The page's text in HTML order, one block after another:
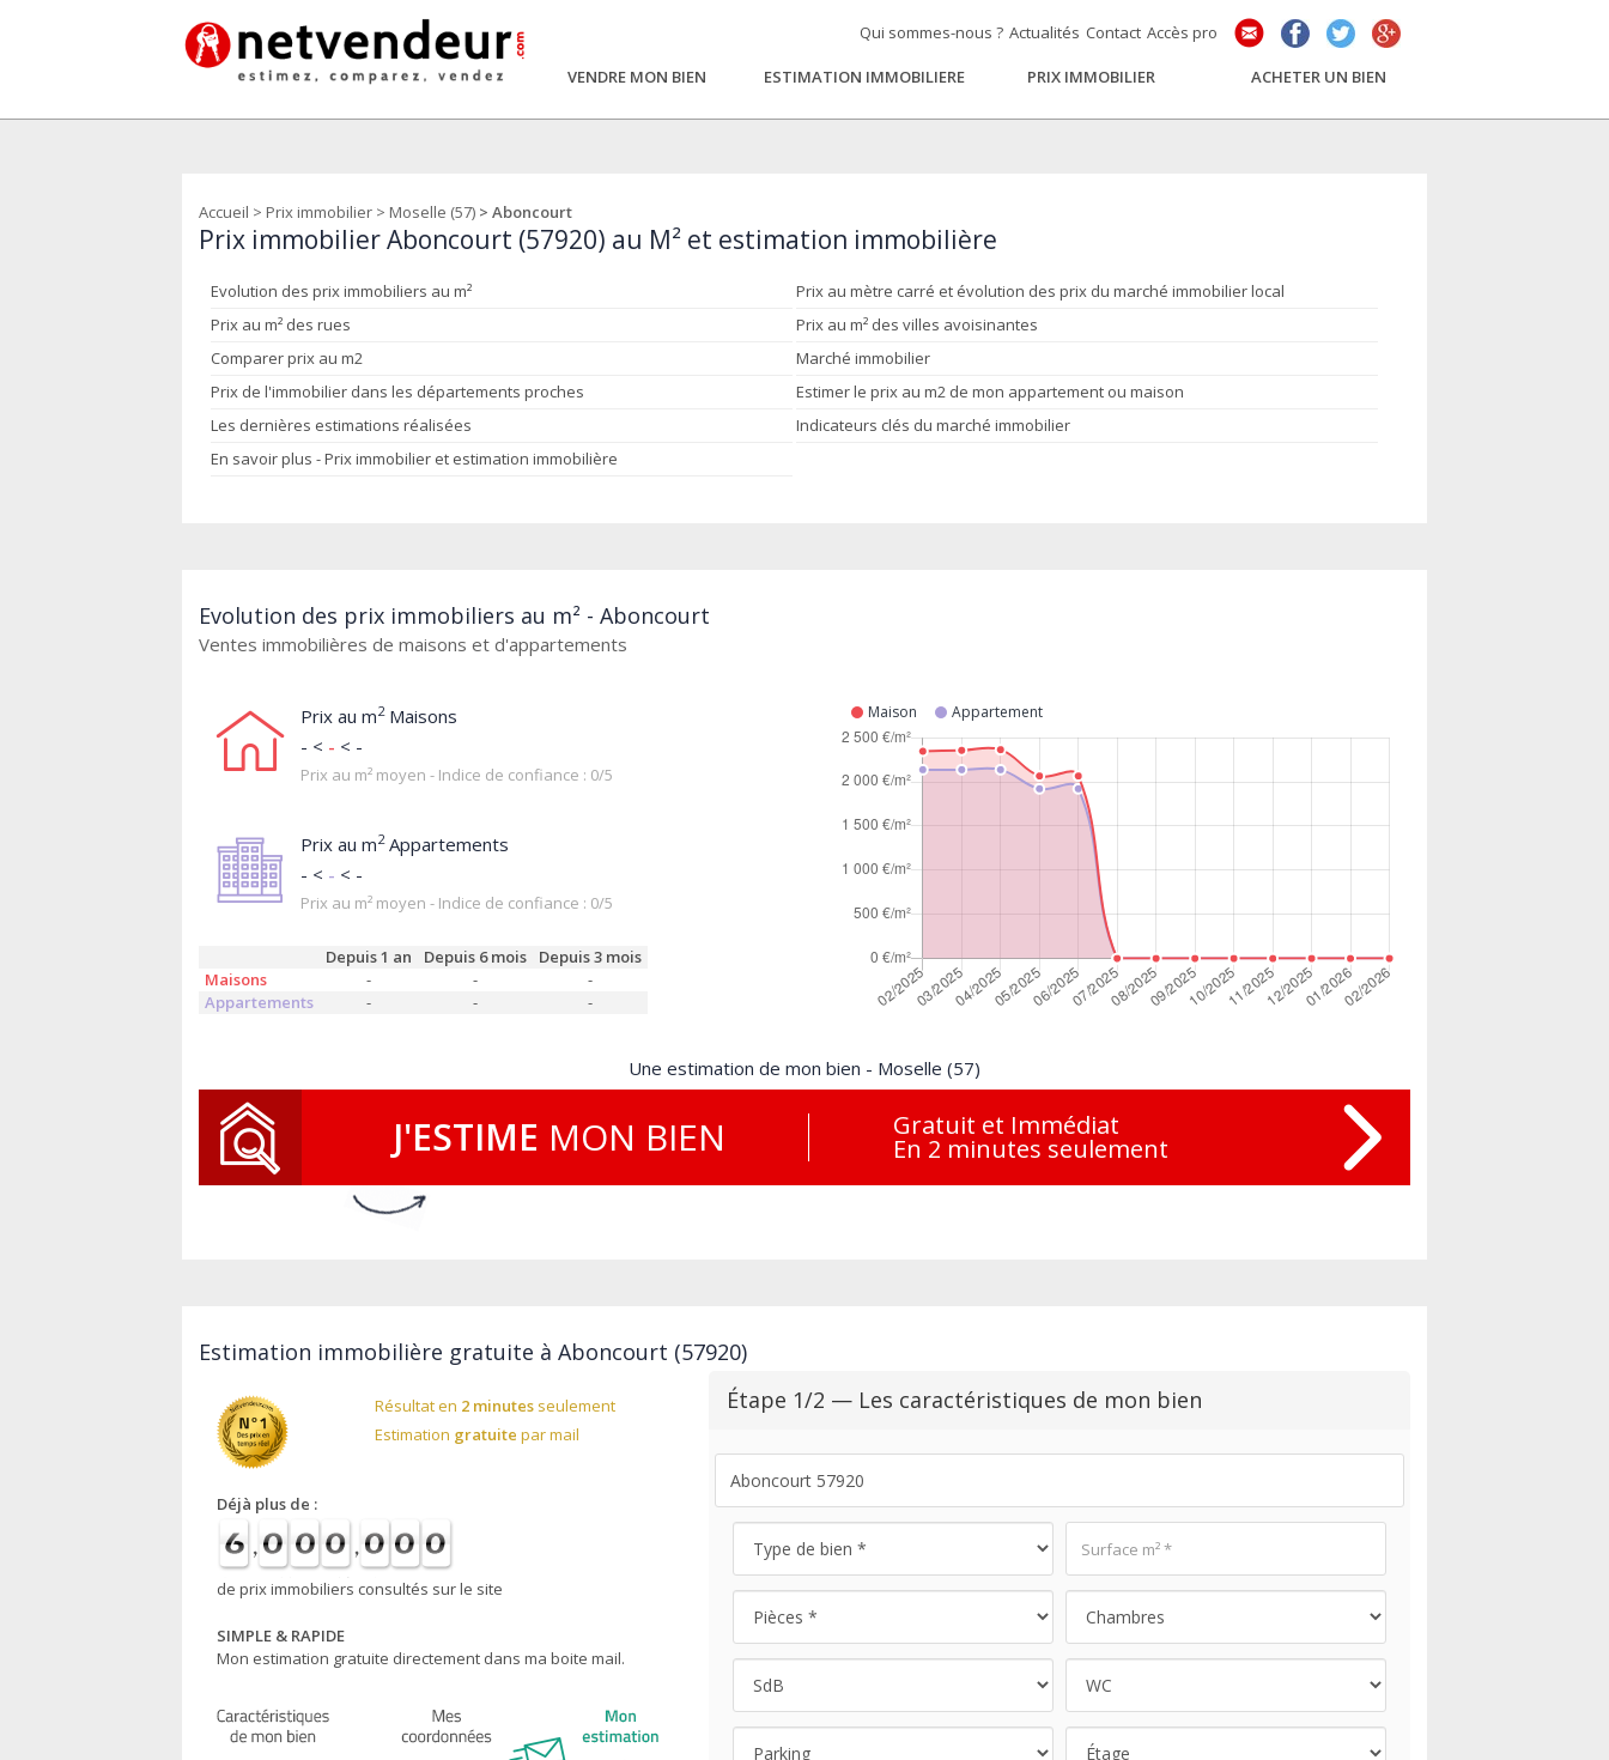
Qui sommes-nous ? Actualités Contact Accès pro
VENDRE MON BIEN ESTIMATION IMMOBILIERE PRIX IMMOBILIER ACHETER UN BIEN
Accueil > Prix immobilier > Moselle (57) > Aboncourt
Prix immobilier Aboncourt (57920) au M² et estimation immobilière
Evolution des prix immobiliers au m²
Prix au mètre carré et évolution des prix du marché immobilier local
Prix au m² des rues
Prix au m² des villes avoisinantes
Comparer prix au m2
Marché immobilier
Prix de l'immobilier dans les départements proches
Estimer le prix au m2 de mon appartement ou maison
Les dernières estimations réalisées
Indicateurs clés du marché immobilier
En savoir plus - Prix immobilier et estimation immobilière
Evolution des prix immobiliers au m² - Aboncourt
Ventes immobilières de maisons et d'appartements
Prix au m2Maisons
- < - < -
Prix au m² moyen - Indice de confiance : 0/5
Prix au m2Appartements
- < - < -
Prix au m² moyen - Indice de confiance : 0/5
Depuis 1 an Depuis 6 mois
Depuis 3 mois
Maisons
- -
-
Appartements
- - -
Maison Appartement
Une estimation de mon bien - Moselle (57)
J'ESTIME MON BIEN Gratuit et Immédiat
En 2 minutes seulement
Estimation immobilière gratuite à Aboncourt (57920)
Résultat en 2 minutesseulement
Estimation gratuite par mail
Déjà plus de :
de prix immobiliers consultés sur le site
SIMPLE & RAPIDE
Mon estimation gratuite directement dans ma boite mail.
Étape 1/2 — Les caractéristiques de mon bien